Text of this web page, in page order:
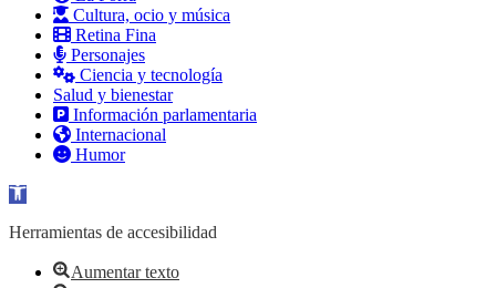
Cultura, ocio y música
Retina Fina
Personajes
Ciencia y tecnología
Salud y bienestar
Información parlamentaria
Internacional
Humor
Abrir barra de herramientas
Herramientas de accesibilidad
Aumentar texto